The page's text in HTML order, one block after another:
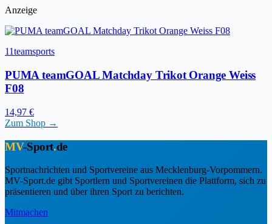
Anzeige
11teamsports
PUMA teamGOAL Matchday Trikot Orange Weiss
F08
14,97 €
Zum Shop →
MV-Sport.de
Sportnachrichten und Sportvereine aus Mecklenburg-Vorpommern.
MV-Sport.de gibt Sportlern und Sportvereinen die Plattform, sich zu
präsentieren und über ihren Sport zu berichten.
Mitmachen